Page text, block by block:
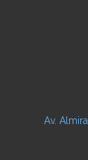
Av.